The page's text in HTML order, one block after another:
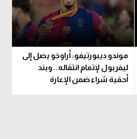
موندو ديبورتيفو: أراوخو يصل إلى
ليفربول لإتمام انتقاله.. وبند
أحقية شراء ضمن الإعارة